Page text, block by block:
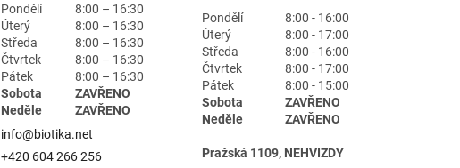
Pondělí
8:00 – 16:30
Úterý
8:00 – 16:30
Středa
8:00 – 16:30
Čtvrtek
8:00 – 16:30
Pátek
8:00 – 16:30
Sobota
ZAVŘENO
Neděle
ZAVŘENO
info@biotika.net
+420 604 266 256
Pondělí
8:00 - 16:00
Úterý
8:00 - 17:00
Středa
8:00 - 16:00
Čtvrtek
8:00 - 17:00
Pátek
8:00 - 15:00
Sobota
ZAVŘENO
Neděle
ZAVŘENO
Pražská 1109, NEHVIZDY